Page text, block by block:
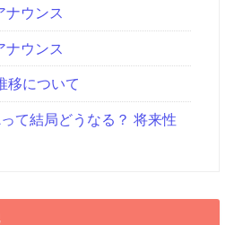
ナウンス
ナウンス
移について
て結局どうなる？ 将来性